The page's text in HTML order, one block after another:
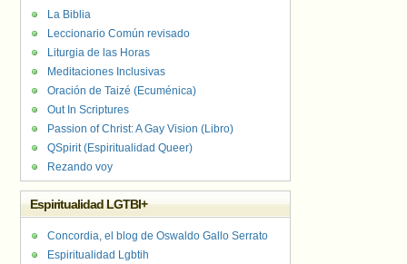
La Biblia
Leccionario Común revisado
Liturgia de las Horas
Meditaciones Inclusivas
Oración de Taizé (Ecuménica)
Out In Scriptures
Passion of Christ: A Gay Vision (Libro)
QSpirit (Espiritualidad Queer)
Rezando voy
Espiritualidad LGTBI+
Concordia, el blog de Oswaldo Gallo Serrato
Espiritualidad Lgbtih